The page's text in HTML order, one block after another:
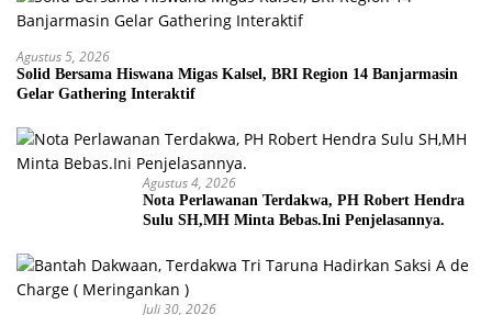
Agustus 5, 2026
Solid Bersama Hiswana Migas Kalsel, BRI Region 14 Banjarmasin
Gelar Gathering Interaktif
Agustus 4, 2026
Nota Perlawanan Terdakwa, PH Robert Hendra
Sulu SH,MH Minta Bebas.Ini Penjelasannya.
Juli 30, 2026